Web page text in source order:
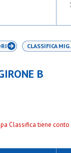
CLASSIFICA
B
Classifica tiene